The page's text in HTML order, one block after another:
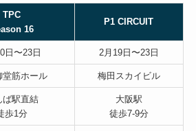
TPC
16
P1 CIRCUIT
日〜23日 2月19日〜23日
堂筋ホール 梅田スカイビル
ば駅直結
歩1分
大阪駅
徒歩7-9分